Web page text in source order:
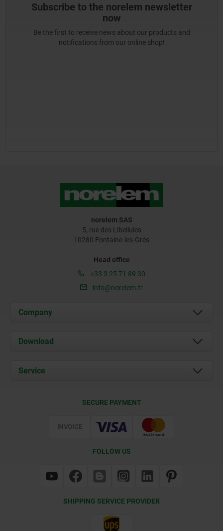
Subscribe to the norelem newsletter
now
Be the first to receive news about our products and
notifications from our online shop!
norelem SAS
5, rue des Libellules
10280 Fontaine-les-Grès
Head office
+33 3 25 71 89 30
info@norelem.fr
Company
About us
Contact
Download
Service
SECURE PAYMENT
FOLLOW US
SHIPPING SERVICE PROVIDER